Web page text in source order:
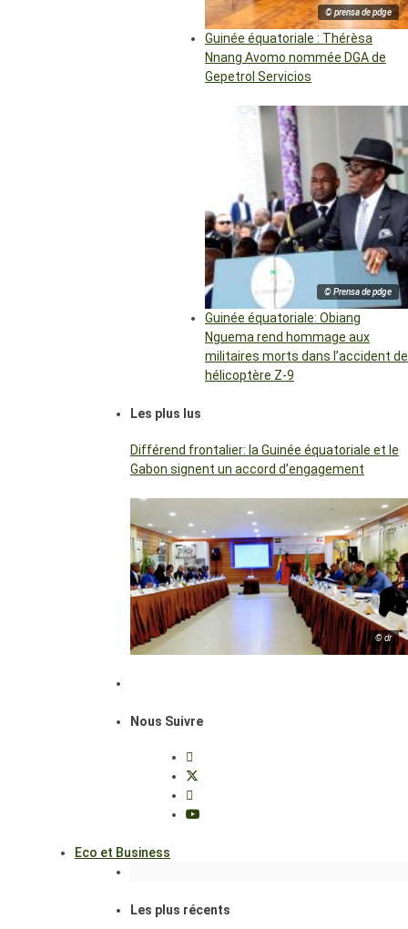
© prensa de pdge
Guinée équatoriale : Thérèsa
Nnang Avomo nommée DGA de
Gepetrol Servicios
© Prensa de pdge
Guinée équatoriale: Obiang
Nguema rend hommage aux
militaires morts dans l’accident de
hélicoptère Z-9
Les plus lus
Différend frontalier: la Guinée équatoriale et le
Gabon signent un accord d’engagement
© dr
Nous Suivre
Eco et Business
Les plus récents